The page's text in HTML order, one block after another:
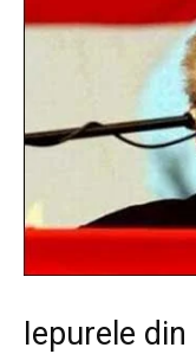
Iepurele din